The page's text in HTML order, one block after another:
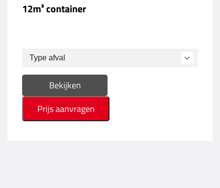
12m³ container
Bekijken
Prijs aanvragen